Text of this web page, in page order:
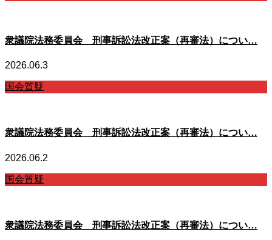
衆議院法務委員会 刑事訴訟法改正案（再審法）につい…
2026.06.3
国会質疑
衆議院法務委員会 刑事訴訟法改正案（再審法）につい…
2026.06.2
国会質疑
衆議院法務委員会 刑事訴訟法改正案（再審法）につい…